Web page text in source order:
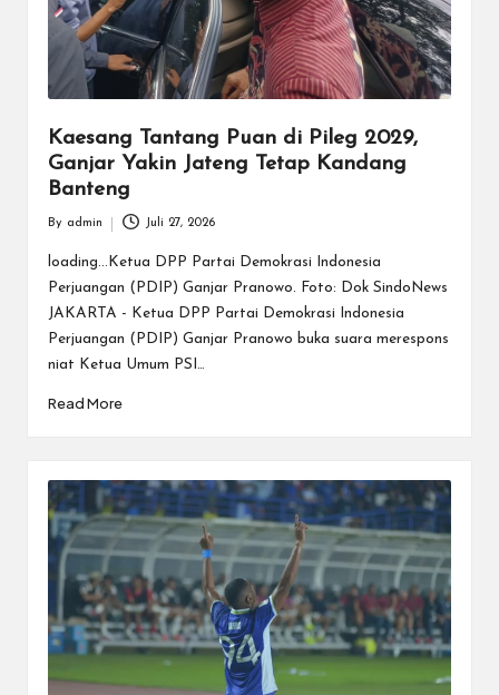
Kaesang Tantang Puan di Pileg 2029,
Ganjar Yakin Jateng Tetap Kandang
Banteng
by
By admin Juli 27, 2026
loading...Ketua DPP Partai Demokrasi Indonesia
Perjuangan (PDIP) Ganjar Pranowo. Foto: Dok SindoNews
JAKARTA - Ketua DPP Partai Demokrasi Indonesia
Perjuangan (PDIP) Ganjar Pranowo buka suara merespons
niat Ketua Umum PSI…
Read More